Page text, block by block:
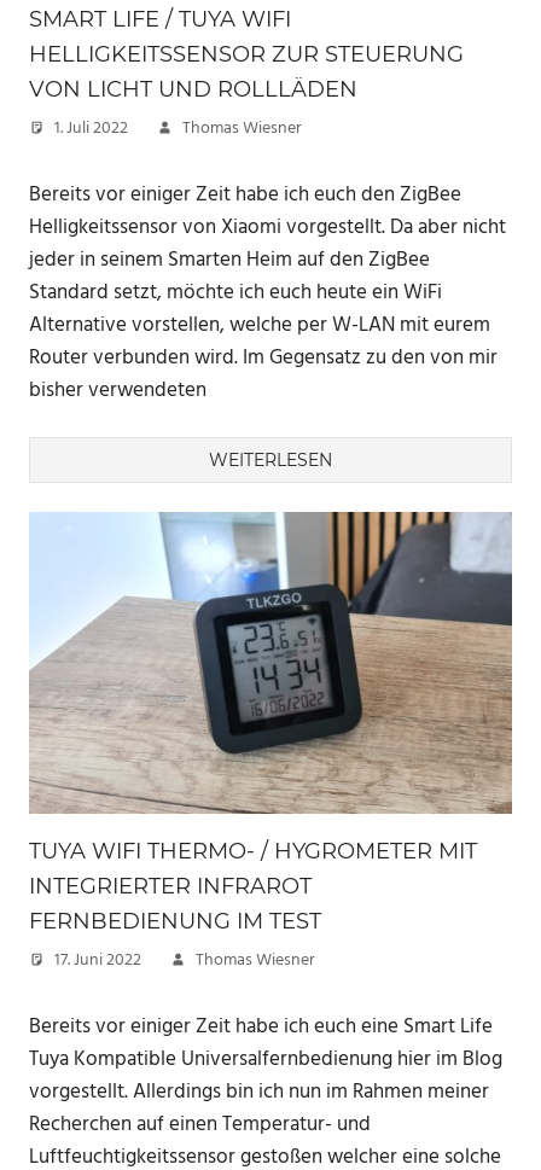
SMART LIFE / TUYA WIFI
HELLIGKEITSSENSOR ZUR STEUERUNG
VON LICHT UND ROLLLÄDEN
1. Juli 2022 Thomas Wiesner
Bereits vor einiger Zeit habe ich euch den ZigBee
Helligkeitssensor von Xiaomi vorgestellt. Da aber nicht
jeder in seinem Smarten Heim auf den ZigBee
Standard setzt, möchte ich euch heute ein WiFi
Alternative vorstellen, welche per W-LAN mit eurem
Router verbunden wird. Im Gegensatz zu den von mir
bisher verwendeten
WEITERLESEN
TUYA WIFI THERMO- / HYGROMETER MIT
INTEGRIERTER INFRAROT
FERNBEDIENUNG IM TEST
17. Juni 2022 Thomas Wiesner
Bereits vor einiger Zeit habe ich euch eine Smart Life
Tuya Kompatible Universalfernbedienung hier im Blog
vorgestellt. Allerdings bin ich nun im Rahmen meiner
Recherchen auf einen Temperatur- und
Luftfeuchtigkeitssensor gestoßen welcher eine solche